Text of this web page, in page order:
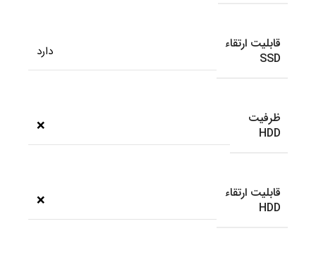
قابلیت ارتقاء
SSD
دارد
ظرفیت
HDD
❌
قابلیت ارتقاء
HDD
❌